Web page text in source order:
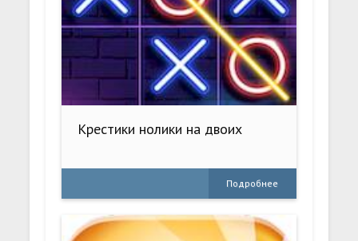
Крестики нолики на двоих
Подробнее